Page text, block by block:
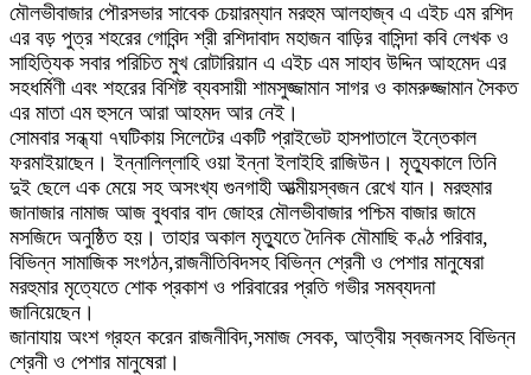
মৌলভীবাজার পৌরসভার সাবেক চেয়ারম্যান মরহুম আলহাজ্ব এ এইচ এম রশিদ
এর বড় পুত্র শহরের গোবিন্দ শ্রী রশিদাবাদ মহাজন বাড়ির বাসিন্দা কবি লেখক ও
সাহিত্যিক সবার পরিচিত মুখ রোটারিয়ান এ এইচ এম সাহাব উদ্দিন আহমেদ এর
সহধর্মিণী এবং শহরের বিশিষ্ট ব্যবসায়ী শামসুজ্জামান সাগর ও কামরুজ্জামান সৈকত
এর মাতা এম হুসনে আরা আহমদ আর নেই।
সোমবার সন্ধ্যা ৭ঘটিকায় সিলেটের একটি প্রাইভেট হাসপাতালে ইন্তেকাল
ফরমাইয়াছেন। ইন্নালিল্লাহি ওয়া ইন্না ইলাইহি রাজিউন। মৃত্যুকালে তিনি
দুই ছেলে এক মেয়ে সহ অসংখ্য গুনগাহী আত্মীয়স্বজন রেখে যান। মরহুমার
জানাজার নামাজ আজ বুধবার বাদ জোহর মৌলভীবাজার পশ্চিম বাজার জামে
মসজিদে অনুষ্ঠিত হয়। তাহার অকাল মৃত্যুতে দৈনিক মৌমাছি কণ্ঠ পরিবার,
বিভিন্ন সামাজিক সংগঠন,রাজনীতিবিদসহ বিভিন্ন শ্রেনী ও পেশার মানুষেরা
মরহুমার মৃত্যেতে শোক প্রকাশ ও পরিবারের প্রতি গভীর সমব্যদনা
জানিয়েছেন।
জানাযায় অংশ গ্রহন করেন রাজনীবিদ,সমাজ সেবক, আত্বীয় স্বজনসহ বিভিন্ন
শ্রেনী ও পেশার মানুষেরা।